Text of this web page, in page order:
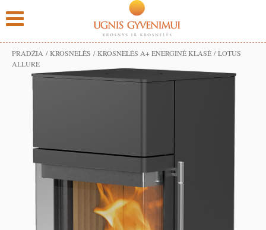
PRADŽIA /KROSNELĖS /KROSNELĖS A+ ENERGINĖ KLASĖ / LOTUS
ALLURE